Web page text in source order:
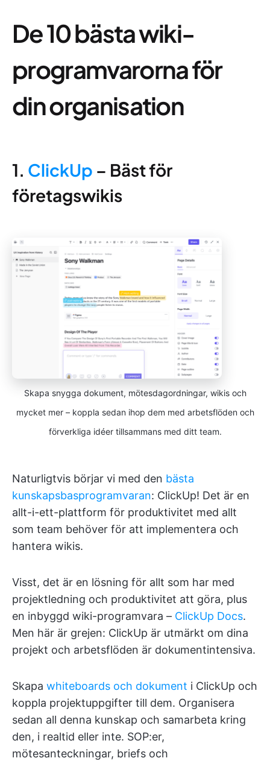
De 10 bästa wiki-
programvarorna för
din organisation
1. ClickUp – Bäst för
företagswikis
Skapa snygga dokument, mötesdagordningar, wikis och
mycket mer – koppla sedan ihop dem med arbetsflöden och
förverkliga idéer tillsammans med ditt team.
Naturligtvis börjar vi med den bästa
kunskapsbasprogramvaran: ClickUp! Det är en
allt-i-ett-plattform för produktivitet med allt
som team behöver för att implementera och
hantera wikis.
Visst, det är en lösning för allt som har med
projektledning och produktivitet att göra, plus
en inbyggd wiki-programvara – ClickUp Docs.
Men här är grejen: ClickUp är utmärkt om dina
projekt och arbetsflöden är dokumentintensiva.
Skapa whiteboards och dokument i ClickUp och
koppla projektuppgifter till dem. Organisera
sedan all denna kunskap och samarbeta kring
den, i realtid eller inte. SOP:er,
mötesanteckningar, briefs och